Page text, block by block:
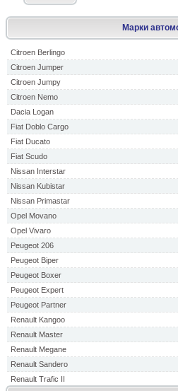
Марки
Citroen Berlingo
Citroen Jumper
Citroen Jumpy
Citroen Nemo
Dacia Logan
Fiat Doblo Cargo
Fiat Ducato
Fiat Scudo
Nissan Interstar
Nissan Kubistar
Nissan Primastar
Opel Movano
Opel Vivaro
Peugeot 206
Peugeot Biper
Peugeot Boxer
Peugeot Expert
Peugeot Partner
Renault Kangoo
Renault Master
Renault Megane
Renault Sandero
Renault Trafic II